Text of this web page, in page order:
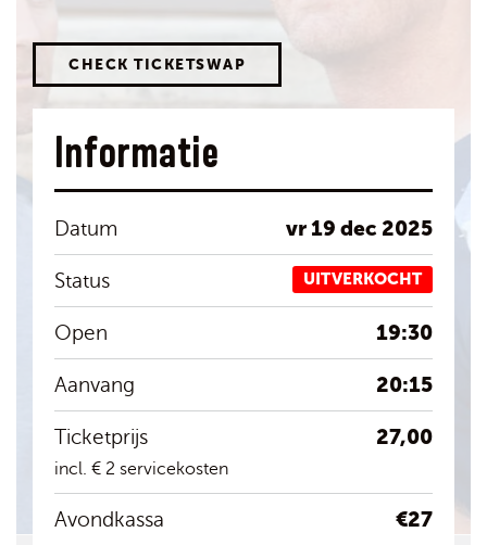
CHECK TICKETSWAP
Informatie
Datum vr 19 dec 2025
Status UITVERKOCHT
Open 19:30
Aanvang 20:15
Ticketprijs 27,00
incl. € 2 servicekosten
Avondkassa €27